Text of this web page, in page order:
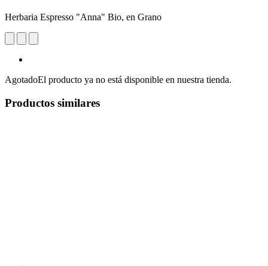
Herbaria Espresso "Anna" Bio, en Grano
AgotadoEl producto ya no está disponible en nuestra tienda.
Productos similares